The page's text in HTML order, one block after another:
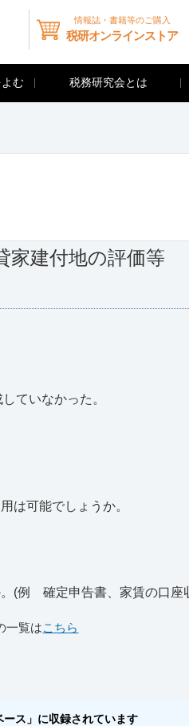
情報誌・書籍等のご購入
税研オンラインストア
む 税務研究会とは
家建付地の評価等
ていなかった。
可能でしょうか。
。(例 確定申告書、家賃の口
一覧はこちら
ス」に収録されています